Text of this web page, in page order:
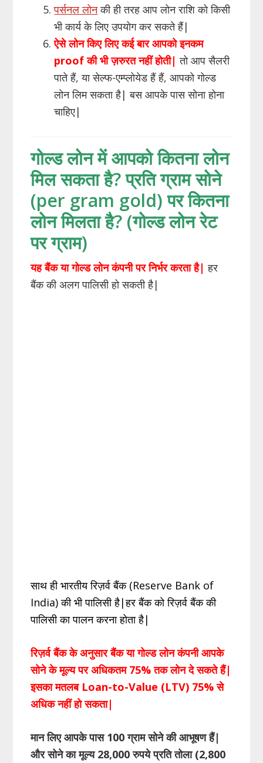
पर्सनल लोनकी ही तरह आप लोन राशि को किसी
भी कार्य के लिए उपयोग कर सकते हैं|
ऐसे लोन किए लिए कई बार आपको इनकम
proof की भी ज़रुरत नहीं होती| तो आप सैलरी
पाते हैं, या सेल्फ-एम्प्लोयेड हैं हैं, आपको गोल्ड
लोन लिम सकता है| बस आपके पास सोना होना
चाहिए|
गोल्ड लोन में आपको कितना लोन
मिल सकता है? प्रति ग्राम सोने
(per gram gold) पर कितना
लोन मिलता है? (गोल्ड लोन रेट
पर ग्राम)
यह बैंक या गोल्ड लोन कंपनी पर निर्भर करता है|हर
बैंक की अलग पालिसी हो सकती है|
साथ ही भारतीय रिज़र्व बैंक (Reserve Bank of
India) की भी पालिसी है|हर बैंक को रिज़र्व बैंक की
पालिसी का पालन करना होता है|
रिज़र्व बैंक के अनुसार बैंक या गोल्ड लोन कंपनी आपके
सोने के मूल्य पर अधिकतम 75% तक लोन दे सकते हैं|
इसका मतलब Loan-to-Value (LTV) 75% से
अधिक नहीं हो सकता|
मान लिए आपके पास 100 ग्राम सोने की आभूषण हैं|
और सोने का मूल्य 28,000 रुपये प्रति तोला (2,800